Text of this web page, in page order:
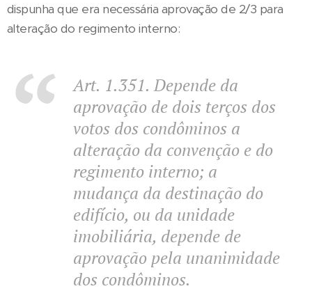
dispunha que era necessária aprovação de 2/3 para
alteração do regimento interno:
Art. 1.351. Depende da
aprovação de dois terços dos
votos dos condôminos a
alteração da convenção e do
regimento interno; a
mudança da destinação do
edifício, ou da unidade
imobiliária, depende de
aprovação pela unanimidade
dos condôminos.